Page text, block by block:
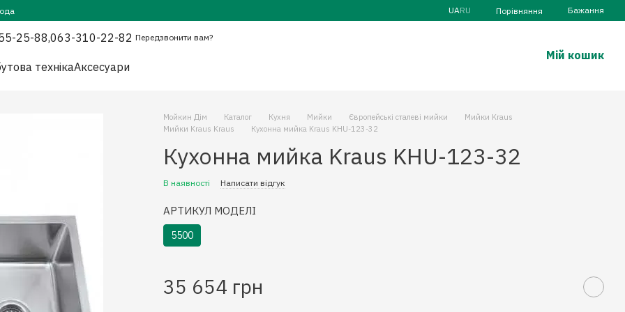
UARU Порівняння Бажання
25-88,063-310-22-82 Передзвонити вам?
технікаАксесуари
Мій кошик
Мойкин Дім Каталог Кухня Мийки Європейські сталеві мийки
Мийки Kraus
Мийки Kraus Kraus
Кухонна мийка Kraus KHU-123-32
Кухонна мийка Kraus KHU-123-32
В наявності Написати відгук
АРТИКУЛ МОДЕЛІ
5500
35 654 грн